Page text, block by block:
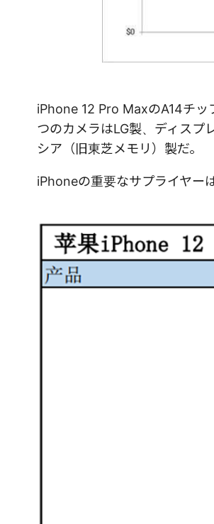
iPhone 12 Pro MaxのA14チ
つのカメラはLG製、ディスプ
シア（旧東芝メモリ）製だ。
iPhoneの重要なサプライヤー